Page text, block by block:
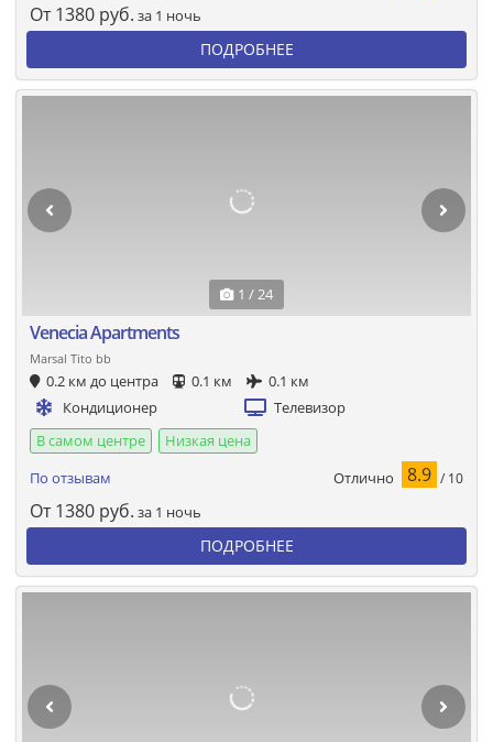
От 1380 руб. за 1 ночь
ПОДРОБНЕЕ
1 / 24
Venecia Apartments
Marsal Tito bb
0.2 км до центра 0.1 км
0.1 км
Кондиционер
Телевизор
В самом центре
Низкая цена
По отзывам
Отлично 8.9 / 10
От 1380 руб. за 1 ночь
ПОДРОБНЕЕ